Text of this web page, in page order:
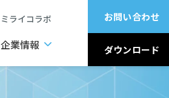
ミライコラボ
企業情報
お問い合わせ
ダウンロード